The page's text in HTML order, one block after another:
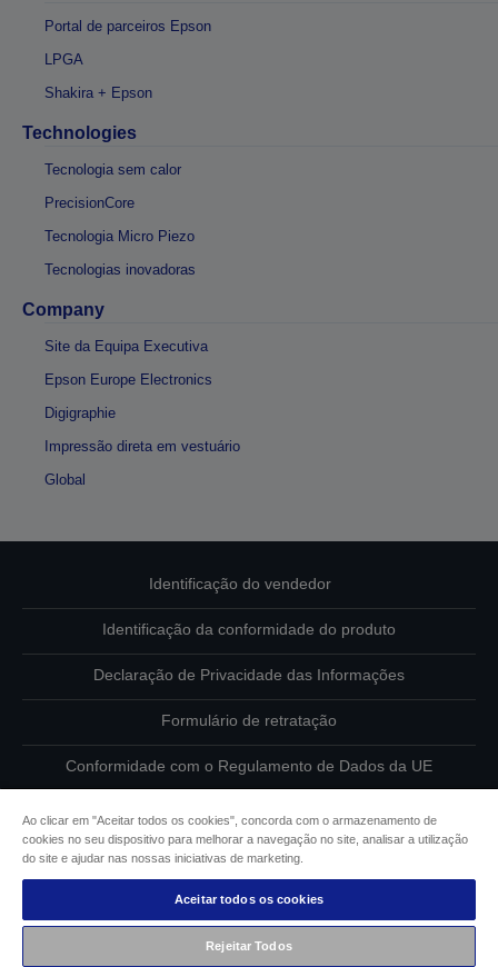
Portal de parceiros Epson
LPGA
Shakira + Epson
Technologies
Tecnologia sem calor
PrecisionCore
Tecnologia Micro Piezo
Tecnologias inovadoras
Company
Site da Equipa Executiva
Epson Europe Electronics
Digigraphie
Impressão direta em vestuário
Global
Identificação do vendedor
Identificação da conformidade do produto
Declaração de Privacidade das Informações
Formulário de retratação
Conformidade com o Regulamento de Dados da UE
Informações sobre cookies
Compromisso da Epson para com a acessibilidade
Ao clicar em "Aceitar todos os cookies", concorda com o armazenamento de
cookies no seu dispositivo para melhorar a navegação no site, analisar a utilização
do site e ajudar nas nossas iniciativas de marketing.
Aceitar todos os cookies
Rejeitar Todos